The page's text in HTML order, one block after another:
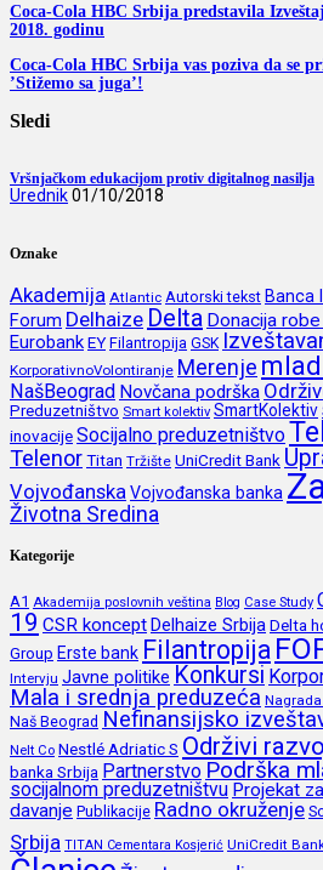
Coca-Cola HBC Srbija predstavila
2018. godinu
Coca-Cola HBC Srbija vas poziva da se
’Stižemo sa juga’!
Sledi
Vršnjačkom edukacijom protiv digitalnog nasilja
Urednik01/10/2018
Oznake
Akademija Atlantic Autorski tekst Banca
Forum Delhaize Delta Donacija
EurobankEY Filantropija GSK
KorporativnoVolontiranje Merenje
NašBeograd Novčana podrška
Preduzetništvo Smart kolektiv SmartKolektiv
inovacijeSocijalno preduzetništvo
TelenorTitan Tržište UniCredit Bank
VojvođanskaVojvođanska banka
Životna Sredina
Kategorije
A1 Akademija poslovnih veština Blog Case Study
19 CSR konceptDelhaize Srbija Delta
Group Erste bank Filantropija
Intervju Javne politike Konkursi
Mala i srednja preduzeća
Naš Beograd Nefinansijsko
Nelt Co Nestlé Adriatic S Održivi
banka Srbija Partnerstvo Podrška
socijalnom preduzetništvu Projekat
davanje Publikacije Radno okruženje
Srbija TITAN Cementara Kosjerić UniCredit